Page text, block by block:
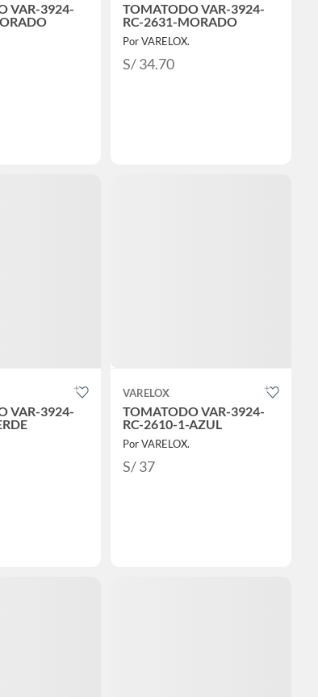
VAR-3924-
TOMATODO VAR-3924-
RC-2631-MORADO
Por VARELOX.
S/ 34.70
VAR-3924-
VARELOX
TOMATODO VAR-3924-
RC-2610-1-AZUL
Por VARELOX.
S/ 37